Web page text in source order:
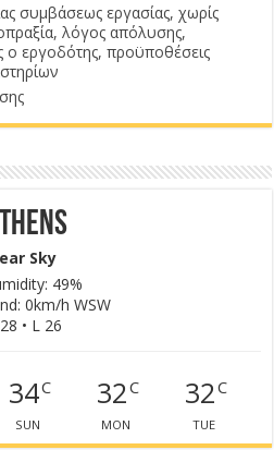
συμβάσεως εργασίας, χωρίς
λόγος απόλυσης,
εργοδότης, προϋποθέσεις
Sky
49%
0km/h WSW
• L 26
34C
SUN
32C
MON
32C
TUE